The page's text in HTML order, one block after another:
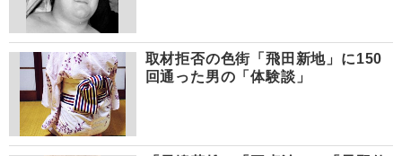
取材拒否の色街「飛田新地」に150
回通った男の「体験談」